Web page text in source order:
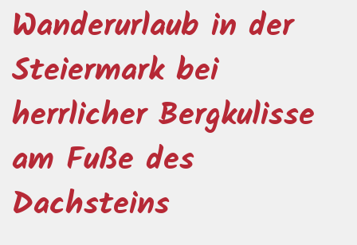
Wanderurlaub in der
Steiermark bei
herrlicher Bergkulisse
am Fuße des
Dachsteins